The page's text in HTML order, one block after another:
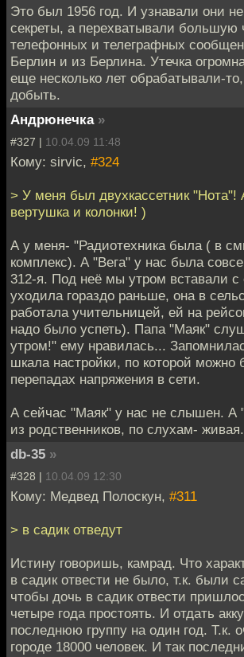
Это был 1956 год. И узнавали они
секреты, а перехватывали большую
телефонных и телеграфных
Берлин и из Берлина. Утечка
еще несколько лет обрабатывали-
добыть.
Андрюнечка »
#327 | 10.04.09 11:48
Кому: sirvic, #324
> У меня был двухкассетник "Нота"!
вертушка и колонки! )
А у меня- "Радиотехника была ( в
комплекс). А "Вега" у нас была
312-я. Под неё мы утром вставали
уходила гораздо раньше, она в
работала учительницей, ей на
надо было успеть). Папа "Маяк"
утром!" ему нравилась...
шкала настройки, по которой можно
перепадах напряжения в сети.
А сейчас "Маяк" у нас не слышен. А
из родственников, по слухам- живая.
db-35 »
#328 | 10.04.09 12:30
Кому: Медвед Полоскун, #311
> в садик отведут
Истину говоришь, камрад. Что
в садик отвести не было, т.к. были
чтобы дочь в садик отвести
четыре года простоять. И отдать
последнюю группу на один год. Т.к.
городе 18000 человек. И так